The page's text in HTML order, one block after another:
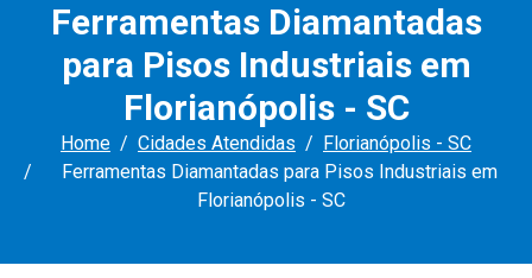
Ferramentas Diamantadas
para Pisos Industriais em
Florianópolis - SC
Home Cidades Atendidas
Florianópolis - SC
Ferramentas Diamantadas para Pisos Industriais em
Florianópolis - SC